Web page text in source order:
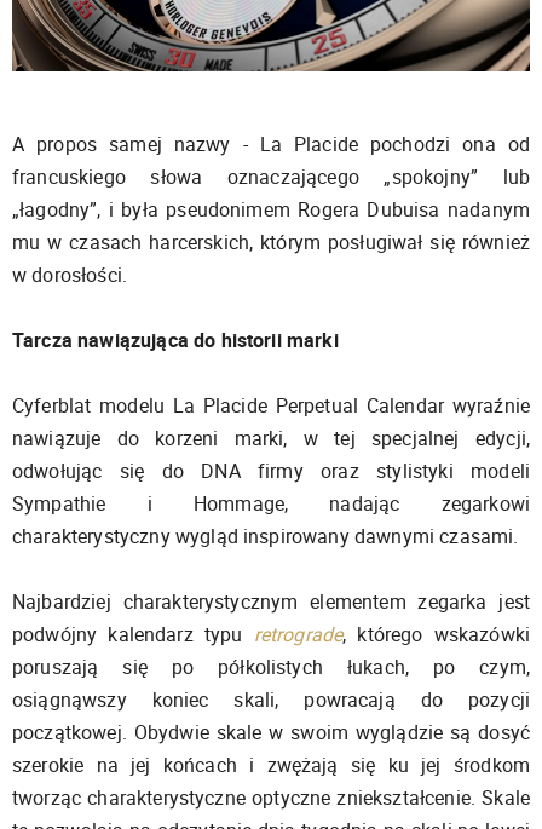
A propos samej nazwy - La Placide pochodzi ona od
francuskiego słowa oznaczającego „spokojny” lub
„łagodny”, i była pseudonimem Rogera Dubuisa nadanym
mu w czasach harcerskich, którym posługiwał się również
w dorosłości.
Tarcza nawiązująca do historii marki
Cyferblat modelu La Placide Perpetual Calendar wyraźnie
nawiązuje do korzeni marki, w tej specjalnej edycji,
odwołując się do DNA firmy oraz stylistyki modeli
Sympathie i Hommage, nadając zegarkowi
charakterystyczny wygląd inspirowany dawnymi czasami.
Najbardziej charakterystycznym elementem zegarka jest
podwójny kalendarz typu retrograde, którego wskazówki
poruszają się po półkolistych łukach, po czym,
osiągnąwszy koniec skali, powracają do pozycji
początkowej. Obydwie skale w swoim wyglądzie są dosyć
szerokie na jej końcach i zwężają się ku jej środkom
tworząc charakterystyczne optyczne zniekształcenie. Skale